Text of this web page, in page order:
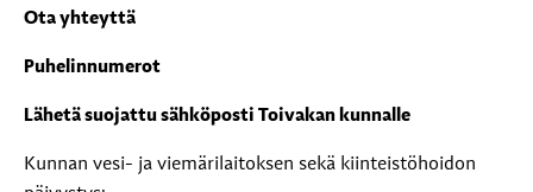
Ota yhteyttä
Puhelinnumerot
Lähetä suojattu sähköposti Toivakan kunnalle
Kunnan vesi- ja viemärilaitoksen sekä kiinteistöhoidon